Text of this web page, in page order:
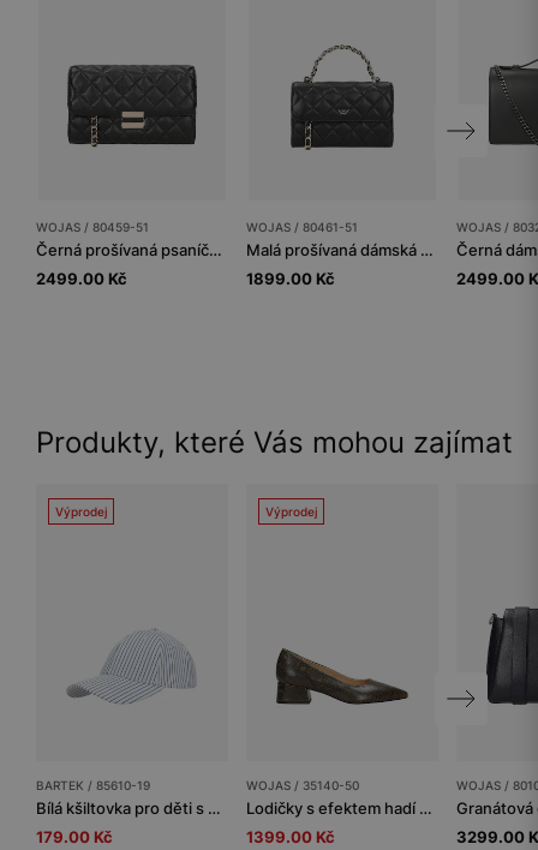
WOJAS / 80459-51
Černá prošívaná psaníčko z lícové kůže
2499.00 Kč
WOJAS / 80461-51
Malá prošívaná dámská crossbody kabelka
1899.00 Kč
WOJAS /
2499.00
Produkty, které Vás mohou zajímat
Výprodej
BARTEK / 85610-19
Bílá kšiltovka pro děti s modrými pruhy BARTEK 85610-19
179.00 Kč
Výprodej
WOJAS / 35140-50
Lodičky s efektem hadí kůže na nízkém podpatku
1399.00 Kč
WOJAS /
3299.00